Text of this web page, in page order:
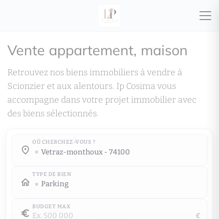
Vente appartement, maison
Retrouvez nos biens immobiliers à vendre à
Scionzier et aux alentours. Ip Cosima vous
accompagne dans votre projet immobilier avec
des biens sélectionnés.
OÙ CHERCHEZ-VOUS ?
Où cherchez-vous ?
vetraz-monthoux - 74100
Où cherchez-vous ?
TYPE DE BIEN
Parking
BUDGET MAX
€